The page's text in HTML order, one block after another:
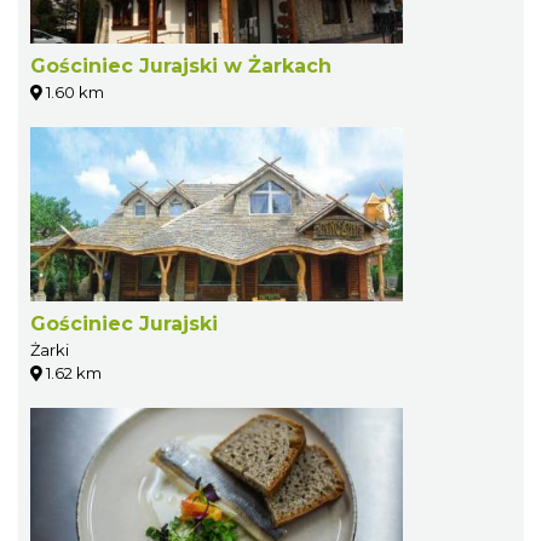
Gościniec Jurajski w Żarkach
1.60 km
Gościniec Jurajski
Żarki
1.62 km